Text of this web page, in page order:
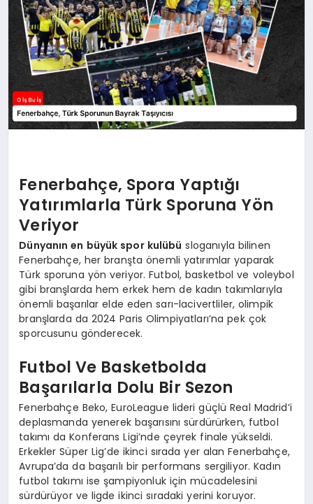
Fenerbahçe, Spora Yaptığı
Yatırımlarla Türk Sporuna Yön
Veriyor
Dünyanın en büyük spor kulübü sloganıyla bilinen
Fenerbahçe, her branşta önemli yatırımlar yaparak
Türk sporuna yön veriyor. Futbol, basketbol ve voleybol
gibi branşlarda hem erkek hem de kadın takımlarıyla
önemli başarılar elde eden sarı-lacivertliler, olimpik
branşlarda da 2024 Paris Olimpiyatları’na pek çok
sporcusunu gönderecek.
Futbol Ve Basketbolda
Başarılarla Dolu Bir Sezon
Fenerbahçe Beko, EuroLeague lideri güçlü Real Madrid’i
deplasmanda yenerek başarısını sürdürürken, futbol
takımı da Konferans Ligi’nde çeyrek finale yükseldi.
Erkekler Süper Lig’de ikinci sırada yer alan Fenerbahçe,
Avrupa’da da başarılı bir performans sergiliyor. Kadın
futbol takımı ise şampiyonluk için mücadelesini
sürdürüyor ve ligde ikinci sıradaki yerini koruyor.